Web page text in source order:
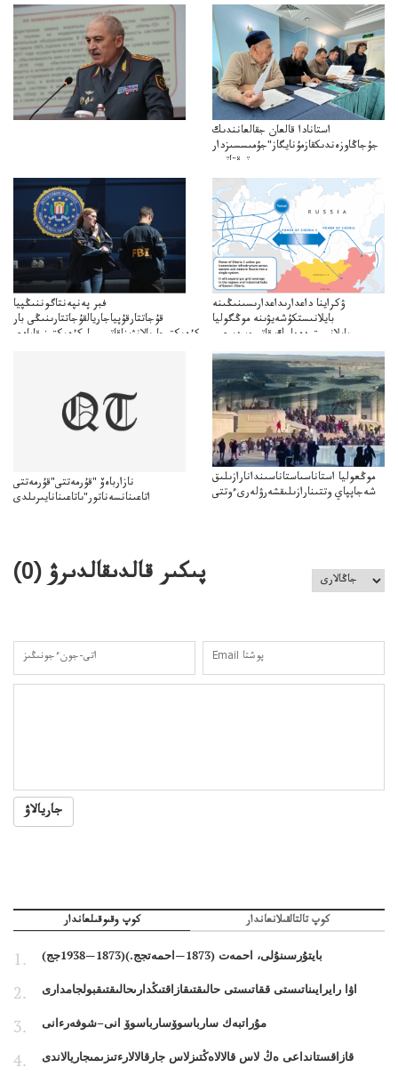
استانادا قالعان جقالعانندىك
جۇجاڭاوزەندىكقازمۇنايگاز"جۇمىسسىزدار
توقتاتىپ
فبر پەنپەنتاگوننىڭپيا
قۇجاتتارقۇپياجاريالقۇجاتتارىنىڭى بار
كۇدىكتىجاريالانۋىناقاتىسىباركۇدىكتىنىقامادى
ۋكراينا داعدارىداعدارىسىنىڭىنە
بايلانىستكۇشەيۋىنە موڭگوليا
بايلانىستىددەلىك قاتىرەسەيرى–
موڭگولياقىتايمۇددەلىكقاتىناستارى
نازارباەۆ "قۇرمەتتى"قۇرمەتتى
اتاعىنانسەناتور"ىاتاعىنانايىرىلدى
موڭعوليا استاناسىاستاناسىندانارازىلىق
شەجاپپاي وتتىنارازىلىقشەرۋلەرىءوتتى
پىكىر قالدىقالدىرۋ (0
)
جاريالاۋ
كوپ وقىوقىلعاندار كوپ تالتالقىلانعاندار
بايتۇرسىنۇلى، احمەت (1873—احمەتجج.)(1873—1938جج)
اۋا رايرايىناتىستى ققاتىستى حالىقتىقازاقتىڭدارىحالىقتىقبولجامدارى
مۇراتبەك سارباسوۆسارباسوۆ انى–شوفەرءانى
قازاقستانداعى ەڭ لاس قالالاەڭتىزلاس جارقالالارءتىزىمىجاريالاندى